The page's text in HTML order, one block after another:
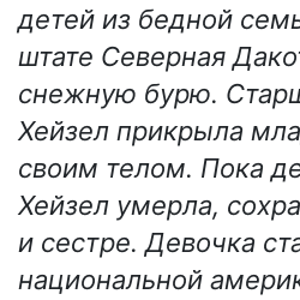
детей из бедной
штате Северная
снежную бурю.
Хейзел прикрыла
своим телом. Пока
Хейзел умерла,
и сестре. Девочка
национальной